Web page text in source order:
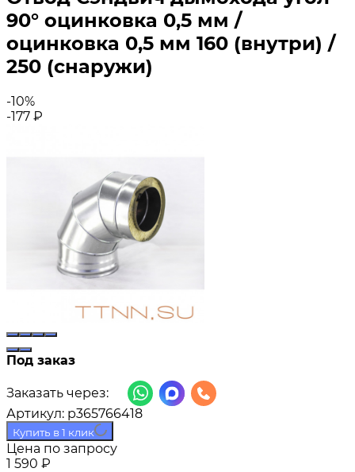
90° оцинковка 0,5 мм /
оцинковка 0,5 мм 160 (внутри) /
250 (снаружи)
-10%
-177 ₽
Под заказ
Заказать через:
Артикул: p365766418
Купить в 1 клик
Цена по запросу
1 590 ₽